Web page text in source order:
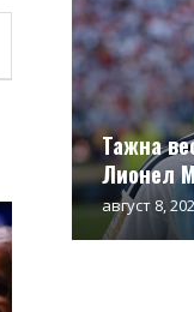
Тажна
Лионел
август 8,